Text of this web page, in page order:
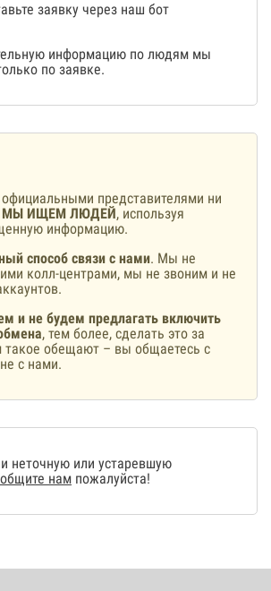
заявку через наш бот
информацию по людям мы
по заявке.
представителями ни
МЫ ИЩЕМ ЛЮДЕЙ, используя
информацию.
способ связи с нами. Мы не
колл-центрами, мы не звоним и не
и не будем предлагать включить
, тем более, сделать это за
такое обещают – вы общаетесь с
с нами.
неточную или устаревшую
нам пожалуйста!